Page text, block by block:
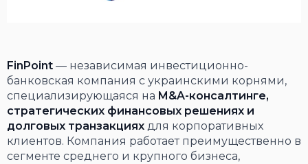
FinPoint — независимая инвестиционно-
банковская компания с украинскими корнями,
специализирующаяся на M&A-консалтинге,
стратегических финансовых решениях и
долговых транзакциях для корпоративных
клиентов. Компания работает преимущественно в
сегменте среднего и крупного бизнеса,